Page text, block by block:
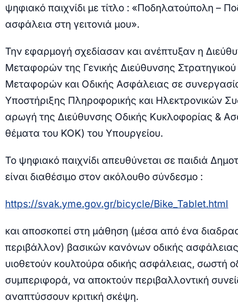
ψηφιακό παιχνίδι με τίτλο : «Ποδηλατούπολη –
ασφάλεια στη γειτονιά μου».
Την εφαρμογή σχεδίασαν και ανέπτυξαν η
Μεταφορών της Γενικής Διεύθυνσης
Μεταφορών και Οδικής Ασφάλειας σε
Υποστήριξης Πληροφορικής και Ηλεκτρονικών
αρωγή της Διεύθυνσης Οδικής Κυκλοφορίας &
θέματα του ΚΟΚ) του Υπουργείου.
Το ψηφιακό παιχνίδι απευθύνεται σε παιδιά
είναι διαθέσιμο στον ακόλουθο σύνδεσμο :
https://svak.yme.gov.gr/bicycle/Bike_Tablet.html
και αποσκοπεί στη μάθηση (μέσα από ένα
περιβάλλον) βασικών κανόνων οδικής
υιοθετούν κουλτούρα οδικής ασφάλειας, σωστή
συμπεριφορά, να αποκτούν περιβαλλοντική
αναπτύσσουν κριτική σκέψη.